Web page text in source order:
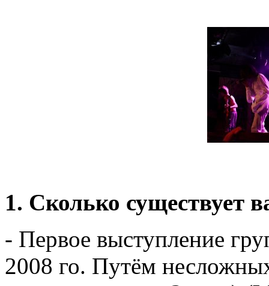
1. Сколько существует
- Первое выступление
2008 го. Путём